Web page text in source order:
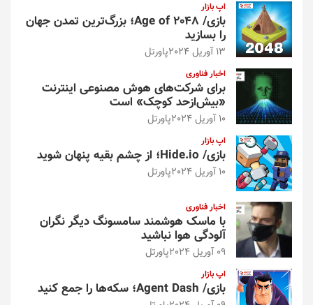
اپ بازار
بازی/ Age of 2048؛ بزرگ‌ترین تمدن جهان
را بسازید
13 آوریل 2024 پاورتل
اخبار فناوری
برای شرکت‌های هوش مصنوعی اینترنت
«بیش‌از‌حد کوچک» است
10 آوریل 2024 پاورتل
اپ بازار
بازی/ Hide.io؛ از چشم بقیه پنهان شوید
10 آوریل 2024 پاورتل
اخبار فناوری
با ماسک هوشمند سامسونگ دیگر نگران
آلودگی هوا نباشید
09 آوریل 2024 پاورتل
اپ بازار
بازی/ Agent Dash؛ سکه‌ها را جمع کنید